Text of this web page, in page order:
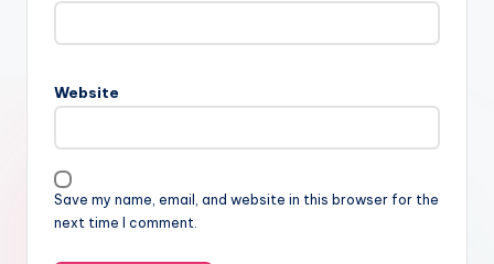
Website
Save my name, email, and website in this browser for the
next time I comment.